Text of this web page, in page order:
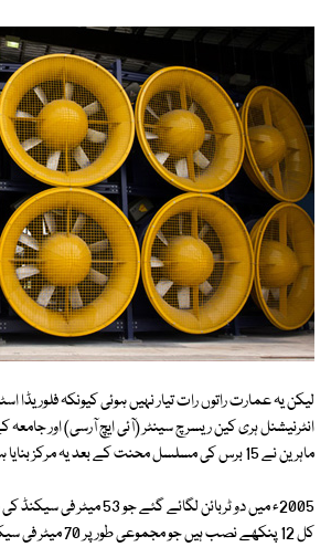
لیکن یہ عمارت راتوں رات تیار نہیں ہوئی کیونکہ فلوریڈا
انٹرنیشنل ہری کین ریسرچ سینٹر (آئی ایچ آرسی) اور
ماہرین نے 15 برس کی مسلسل محنت کے بعد یہ مرکز بنایا ہے۔
2005ء میں دو ٹربائن لگائے گئے
کل 12 پنکھے نصب ہیں جو